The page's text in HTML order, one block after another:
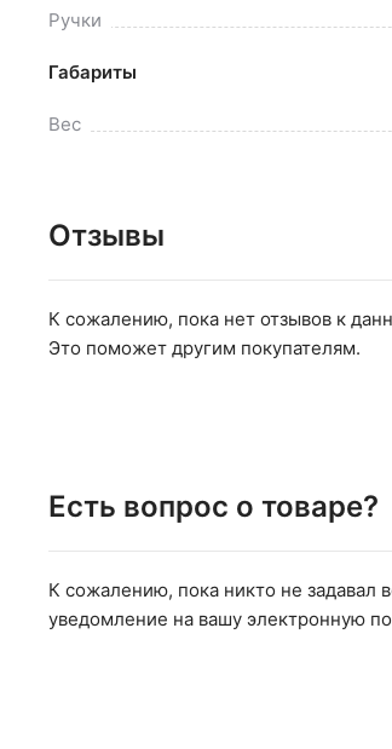
Ручки
Габариты
Вес
Отзывы
К сожалению, пока нет отзывов к
Это поможет другим покупателям.
Есть вопрос о товаре?
К сожалению, пока никто не
уведомление на вашу электронную